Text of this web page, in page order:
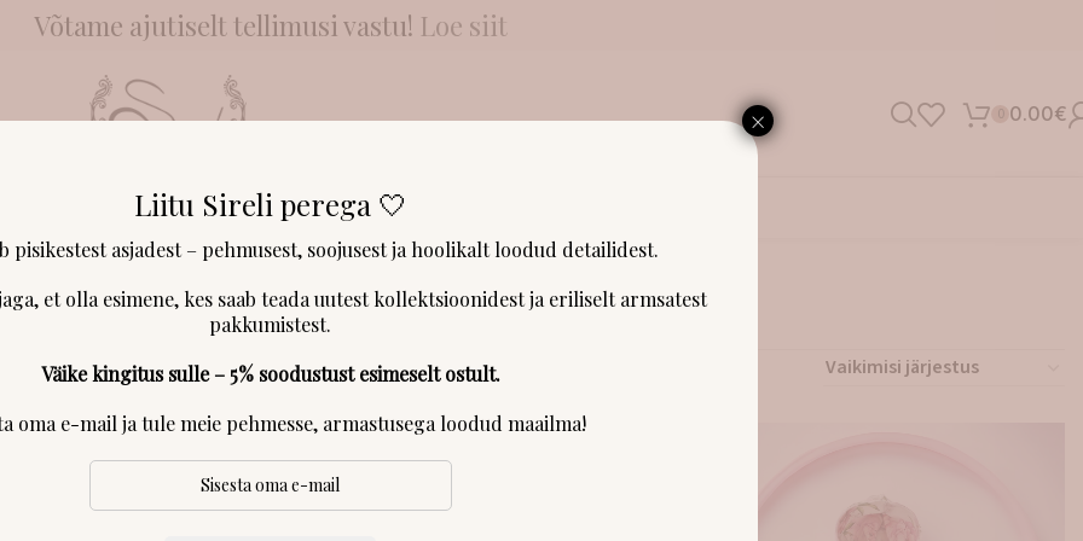
Võtame ajutiselt tellimusi vastu! Loe siit
0 0.00€
& LÕNGADKLIENDID RÄÄGIVADMEIST
Liitu Sireli perega 🤍
pisikestest asjadest – pehmusest, soojusest ja hoolikalt loodud detailidest.
et olla esimene, kes saab teada uutest kollektsioonidest ja eriliselt armsatest
pakkumistest.
Väike kingitus sulle – 5% soodustust esimeselt ostult.
oma e-mail ja tule meie pehmesse, armastusega loodud maailma!
×